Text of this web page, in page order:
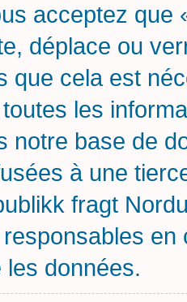
acceptez
déplace ou
que cela est
les
notre base de
à une
fragt
données.